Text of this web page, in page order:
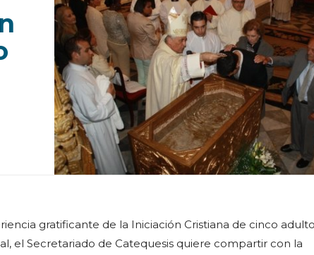
gratificante de la Iniciación Cristiana de cinco
el Secretariado de Catequesis quiere compartir con la